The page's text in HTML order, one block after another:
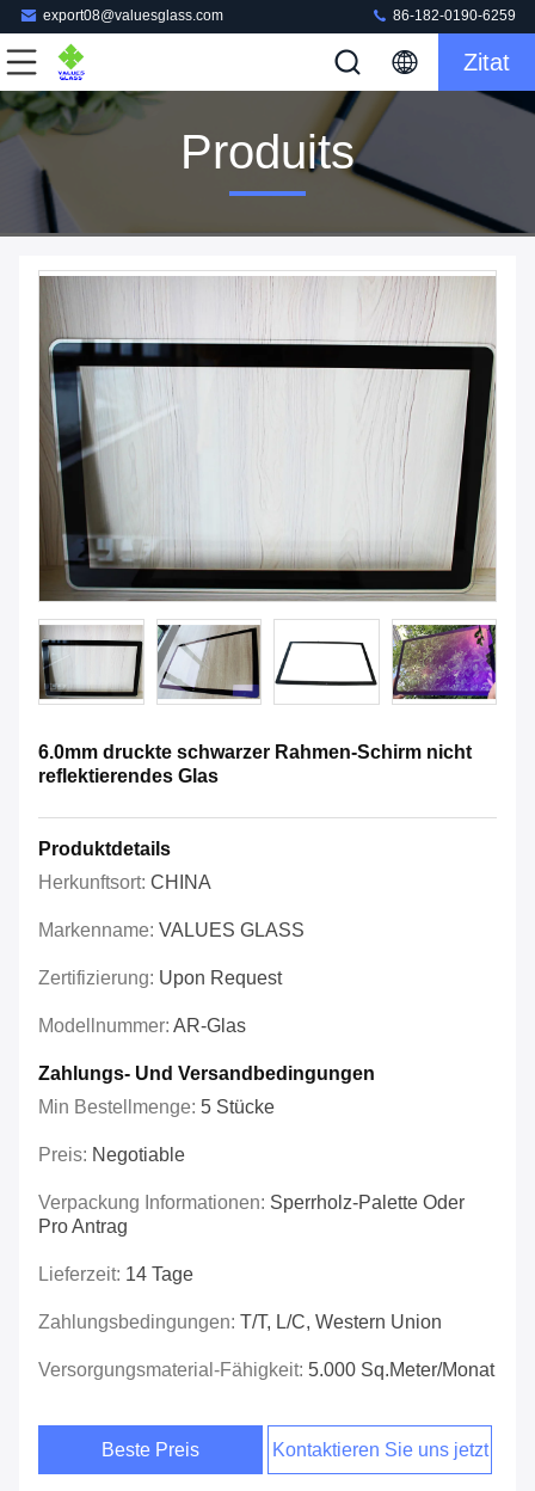
export08@valuesglass.com 86-182-0190-6259
Zitat
Produits
6.0mm druckte schwarzer Rahmen-Schirm nicht
reflektierendes Glas
Produktdetails
Herkunftsort: CHINA
Markenname: VALUES GLASS
Zertifizierung: Upon Request
Modellnummer: AR-Glas
Zahlungs- Und Versandbedingungen
Min Bestellmenge: 5 Stücke
Preis: Negotiable
Verpackung Informationen: Sperrholz-Palette Oder
Pro Antrag
Lieferzeit: 14 Tage
Zahlungsbedingungen: T/T, L/C, Western Union
Versorgungsmaterial-Fähigkeit: 5.000 Sq.meter/Monat
Beste Preis Kontaktieren Sie uns jetzt